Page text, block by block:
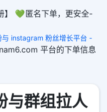
】 💚 匿名下单，更安全-
instagram 粉丝增长平台 -
平台的下单信息
与群组拉人